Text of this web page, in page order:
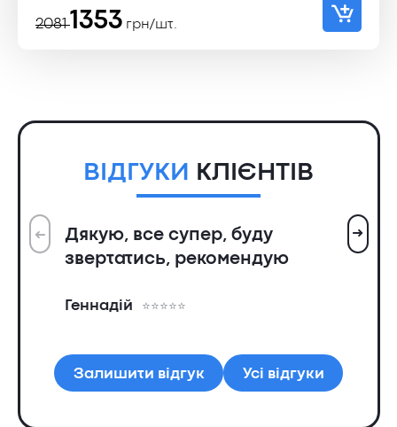
2081
Оригінальна
1353
Поточнагрн/шт.
ВІДГУКИ КЛІЄНТІВ
Дякую, все супер, буду
звертатись, рекомендую
Геннадій
➜ ➜
Залишити відгук Усі відгуки